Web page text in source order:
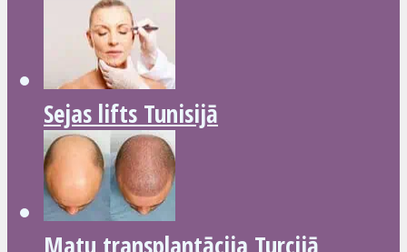
Sejas lifts Tunisijā